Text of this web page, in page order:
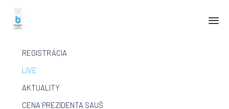
REGISTRÁCIA
LIVE
AKTUALITY
CENA PREZIDENTA SAUŠ